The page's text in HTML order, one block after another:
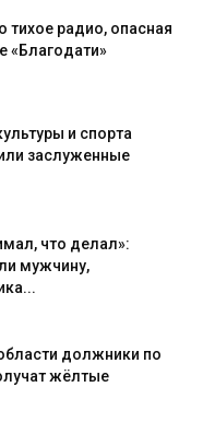
тихое радио, опасная
«Благодати»
и спорта
заслуженные
что делал»:
мужчину,
должники по
жёлтые